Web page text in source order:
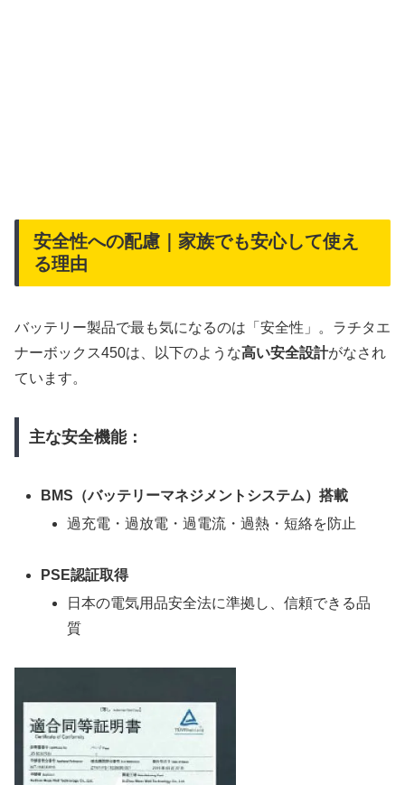
安全性への配慮｜家族でも安心して使え
る理由
バッテリー製品で最も気になるのは「安全性」。ラチタエ
ナーボックス450は、以下のような高い安全設計がなされ
ています。
主な安全機能：
BMS（バッテリーマネジメントシステム）搭載
過充電・過放電・過電流・過熱・短絡を防止
PSE認証取得
日本の電気用品安全法に準拠し、信頼できる品
質